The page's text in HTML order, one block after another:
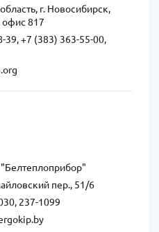
г. Новосибирск,
офис 817
39, +7 (383) 363-55-00,
пер., 51/6
237-1099